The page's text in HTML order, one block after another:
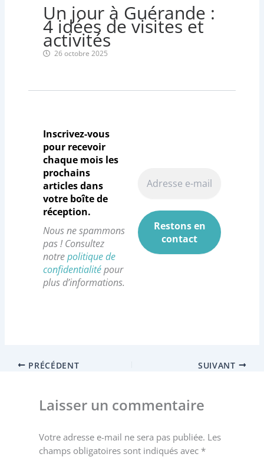
Un jour à Guérande :
4 idées de visites et
activités
26 octobre 2025
Inscrivez-vous
pour recevoir
chaque mois les
prochains
articles dans
votre boîte de
réception.
Nous ne spammons
pas ! Consultez
notrepolitique de
confidentialitépour
plus d’informations.
PRÉCÉDENT SUIVANT
Laisser un commentaire
Votre adresse e-mail ne sera pas publiée. Les
champs obligatoires sont indiqués avec *